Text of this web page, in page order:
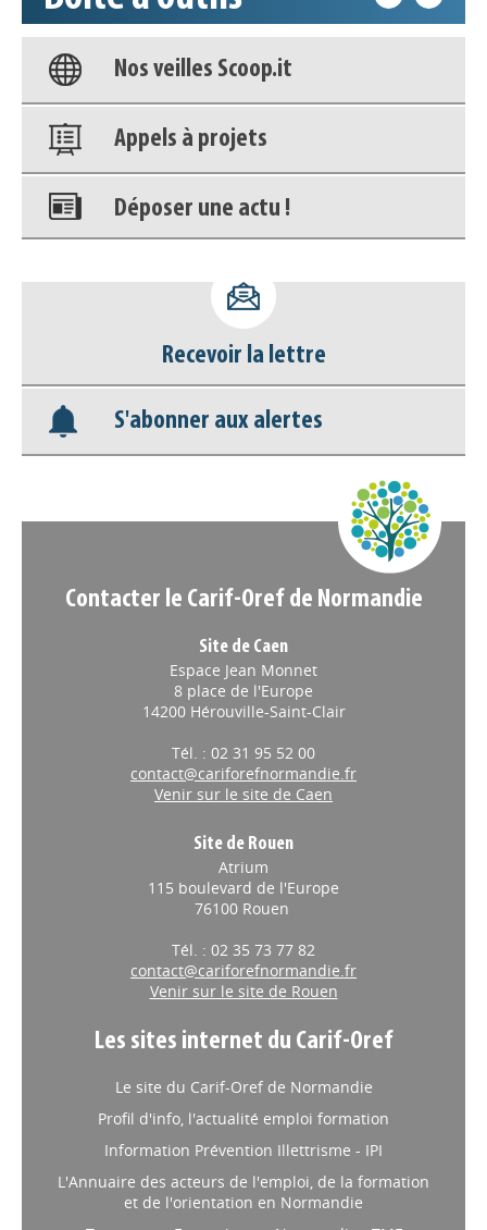
Nos veilles Scoop.it
Appels à projets
Déposer une actu !
déconnecter)
Base documentaire
Nos veilles Scoop.it
Recevoir la lettre
S'abonner aux alertes
Contacter le Carif-Oref de Normandie
Site de Caen
Espace Jean Monnet
8 place de l'Europe
14200 Hérouville-Saint-Clair
Tél. : 02 31 95 52 00
contact@cariforefnormandie.fr
Venir sur le site de Caen
Site de Rouen
Atrium
115 boulevard de l'Europe
76100 Rouen
Tél. : 02 35 73 77 82
contact@cariforefnormandie.fr
Venir sur le site de Rouen
Les sites internet du Carif-Oref
Le site du Carif-Oref de Normandie
Profil d'info, l'actualité emploi formation
Information Prévention Illettrisme - IPI
L'Annuaire des acteurs de l'emploi, de la formation
et de l'orientation en Normandie